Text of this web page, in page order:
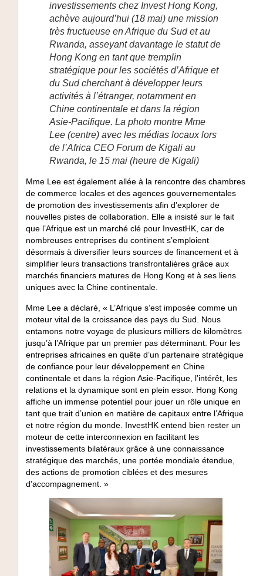
investissements chez Invest Hong Kong,
achève aujourd’hui (18 mai) une mission
très fructueuse en Afrique du Sud et au
Rwanda, asseyant davantage le statut de
Hong Kong en tant que tremplin
stratégique pour les sociétés d’Afrique et
du Sud cherchant à développer leurs
activités à l’étranger, notamment en
Chine continentale et dans la région
Asie-Pacifique. La photo montre Mme
Lee (centre) avec les médias locaux lors
de l’Africa CEO Forum de Kigali au
Rwanda, le 15 mai (heure de Kigali)
Mme Lee est également allée à la rencontre des chambres
de commerce locales et des agences gouvernementales
de promotion des investissements afin d’explorer de
nouvelles pistes de collaboration. Elle a insisté sur le fait
que l’Afrique est un marché clé pour InvestHK, car de
nombreuses entreprises du continent s’emploient
désormais à diversifier leurs sources de financement et à
simplifier leurs transactions transfrontalières grâce aux
marchés financiers matures de Hong Kong et à ses liens
uniques avec la Chine continentale.
Mme Lee a déclaré, « L’Afrique s’est imposée comme un
moteur vital de la croissance des pays du Sud. Nous
entamons notre voyage de plusieurs milliers de kilomètres
jusqu’à l’Afrique par un premier pas déterminant. Pour les
entreprises africaines en quête d’un partenaire stratégique
de confiance pour leur développement en Chine
continentale et dans la région Asie-Pacifique, l’intérêt, les
relations et la dynamique sont en plein essor. Hong Kong
affiche un immense potentiel pour jouer un rôle unique en
tant que trait d’union en matière de capitaux entre l’Afrique
et notre région du monde. InvestHK entend bien rester un
moteur de cette interconnexion en facilitant les
investissements bilatéraux grâce à une connaissance
stratégique des marchés, une portée mondiale étendue,
des actions de promotion ciblées et des mesures
d’accompagnement. »